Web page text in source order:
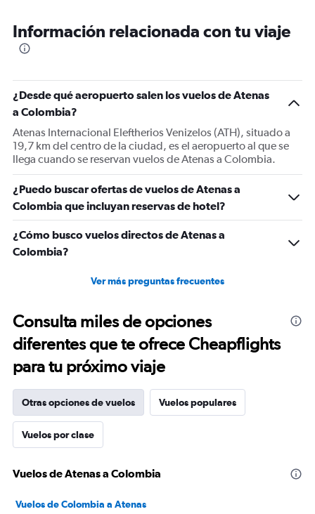
categories.
The
Y
axis
displaying
values.
Range:
0
1800.
Información relacionada con tu viaje
¿Desde qué aeropuerto salen los vuelos de Atenas
a Colombia?
Atenas Internacional Eleftherios Venizelos (ATH), situado a
19,7 km del centro de la ciudad, es el aeropuerto al que se
llega cuando se reservan vuelos de Atenas a Colombia.
¿Puedo buscar ofertas de vuelos de Atenas a
Colombia que incluyan reservas de hotel?
¿Cómo busco vuelos directos de Atenas a
Colombia?
Ver más preguntas frecuentes
Consulta miles de opciones
diferentes que te ofrece Cheapflights
para tu próximo viaje
Otras opciones de vuelos Vuelos populares
Vuelos por clase
Vuelos de Atenas a Colombia
Vuelos de Colombia a Atenas